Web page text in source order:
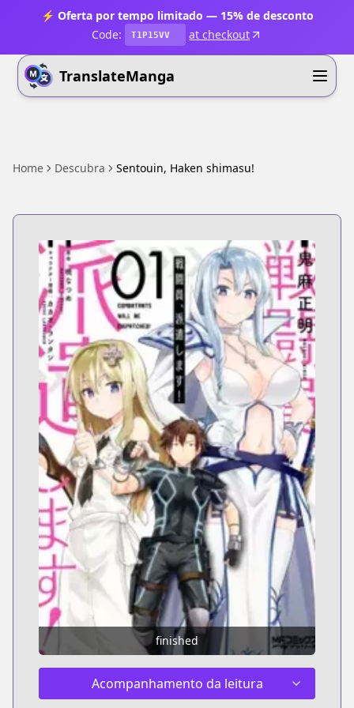
⚡ Oferta por tempo limitado — 15% de desconto
Code:
T1P15VV at checkout
TranslateManga
Home Descubra Sentouin, Haken shimasu!
finished
Acompanhamento da leitura